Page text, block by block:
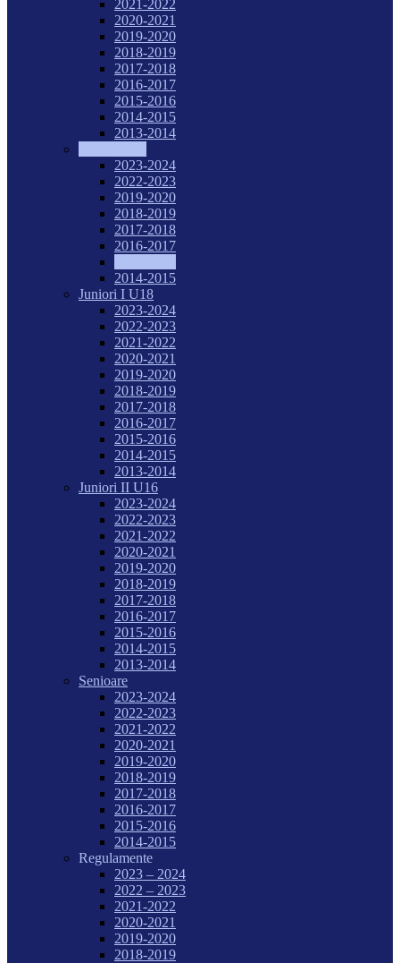
2021-2022
2020-2021
2019-2020
2018-2019
2017-2018
2016-2017
2015-2016
2014-2015
2013-2014
2023-2024
2022-2023
2019-2020
2018-2019
2017-2018
2016-2017
2014-2015
Juniori I U18
2023-2024
2022-2023
2021-2022
2020-2021
2019-2020
2018-2019
2017-2018
2016-2017
2015-2016
2014-2015
2013-2014
Juniori II U16
2023-2024
2022-2023
2021-2022
2020-2021
2019-2020
2018-2019
2017-2018
2016-2017
2015-2016
2014-2015
2013-2014
Senioare
2023-2024
2022-2023
2021-2022
2020-2021
2019-2020
2018-2019
2017-2018
2016-2017
2015-2016
2014-2015
Regulamente
2023 – 2024
2022 – 2023
2021-2022
2020-2021
2019-2020
2018-2019